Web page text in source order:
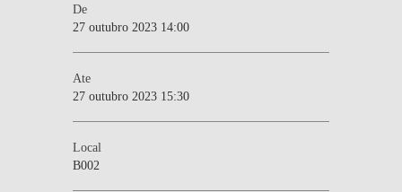
De
27 outubro 2023 14:00
Ate
27 outubro 2023 15:30
Local
B002